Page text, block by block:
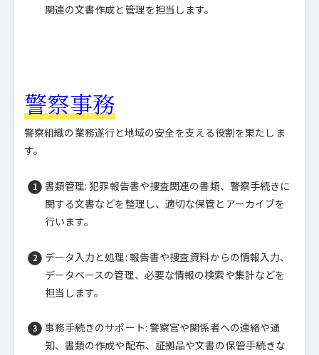
関連の文書作成と管理を担当します。
警察事務
警察組織の業務遂行と地域の安全を支える役割を果たしま
す。
書類管理: 犯罪報告書や捜査関連の書類、警察手続きに
関する文書などを整理し、適切な保管とアーカイブを
行います。
データ入力と処理: 報告書や捜査資料からの情報入力、
データベースの管理、必要な情報の検索や集計などを
担当します。
事務手続きのサポート: 警察官や関係者への連絡や通
知、書類の作成や配布、証拠品や文書の保管手続きな